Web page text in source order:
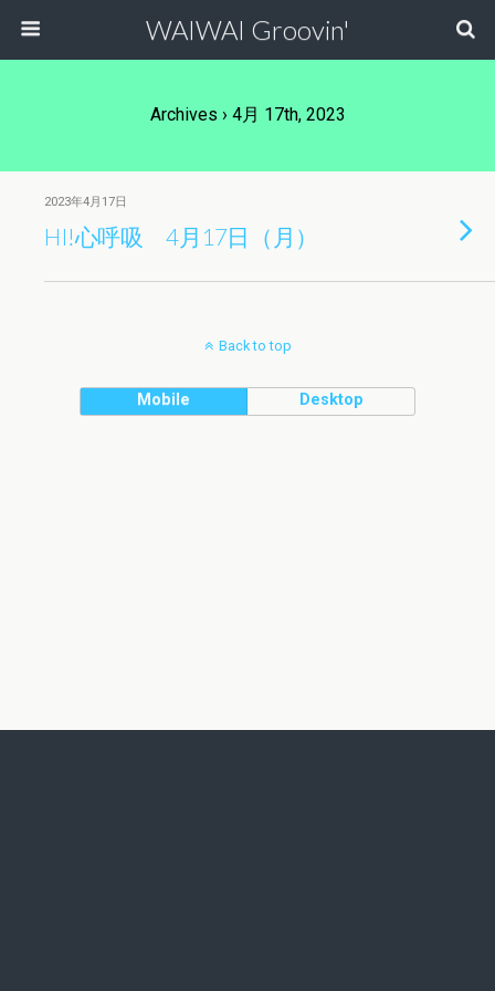
WAIWAI Groovin'
Archives › 4月 17th, 2023
2023年4月17日
HI!心呼吸 4月17日（月）
Back to top
Mobile Desktop